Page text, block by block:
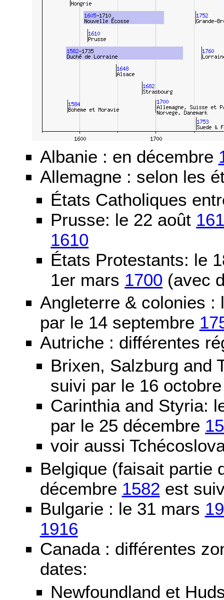
Albanie : en décembre
Allemagne : selon les
États Catholiques
Prusse: le 22 août
1610
États Protestants: le
1er mars 1700 (avec
Angleterre & colonies
par le 14 septembre
Autriche : différentes
Brixen, Salzburg and
suivi par le 16
Carinthia and Styria:
par le 25 décembre
voir aussi
Belgique (faisait partie
décembre 1582 est
Bulgarie : le 31 mars
1916
Canada : différentes
dates:
Newfoundland et